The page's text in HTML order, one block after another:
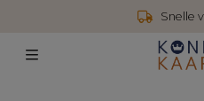
Snelle